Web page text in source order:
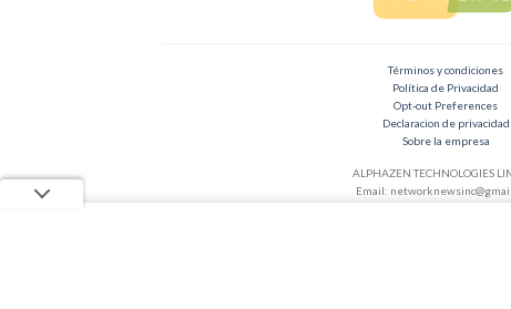
Términos y condiciones
Política de Privacidad
Opt-out Preferences
Declaracion de privacidad
Sobre la empresa
ALPHAZEN TECHNOLOGIES
Email: